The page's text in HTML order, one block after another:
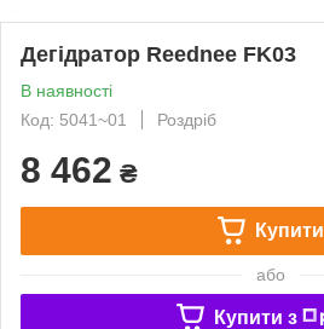
Дегідратор Reednee FK03
В наявності
Код: 5041~01
Роздріб
8 462 ₴
Купити
або
Купити з